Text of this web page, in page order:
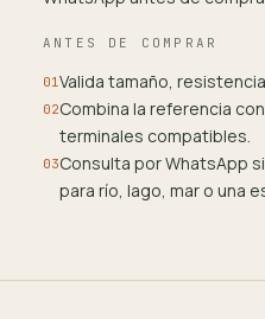
ANTES DE COMPRAR
01Valida tamaño,
02Combina la referencia
terminales compatibles.
03Consulta por WhatsApp
para río, lago, mar o una